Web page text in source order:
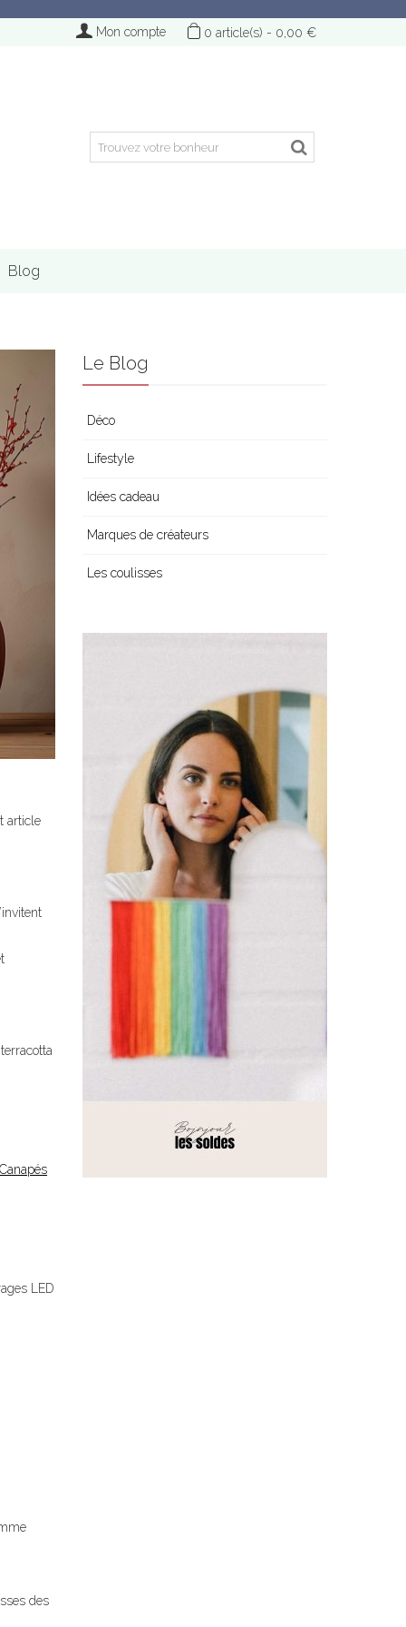
0 article(s) - 0,00 €
Mon compte
Blog
article
Canapés
LED
des
Le Blog
Déco
Lifestyle
Idées cadeau
Marques de créateurs
Les coulisses